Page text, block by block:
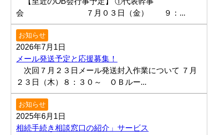
会 ７月０３日（金） ９：...
お知らせ
2026年7月1日
メール発送予定と応援募集！
次回７月２３日メール発送封入作業について ７月
２３日（木）８：３０～ ＯＢルー...
お知らせ
2025年6月1日
相続手続き相談窓口の紹介」サービス